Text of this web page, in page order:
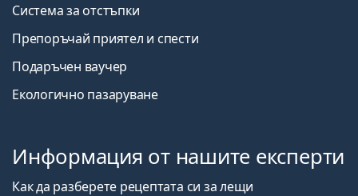
Система за отстъпки
Препоръчай приятел и спести
Подаръчен ваучер
Екологично пазаруване
Информация от нашите експерти
Как да разберете рецептата си за лещи